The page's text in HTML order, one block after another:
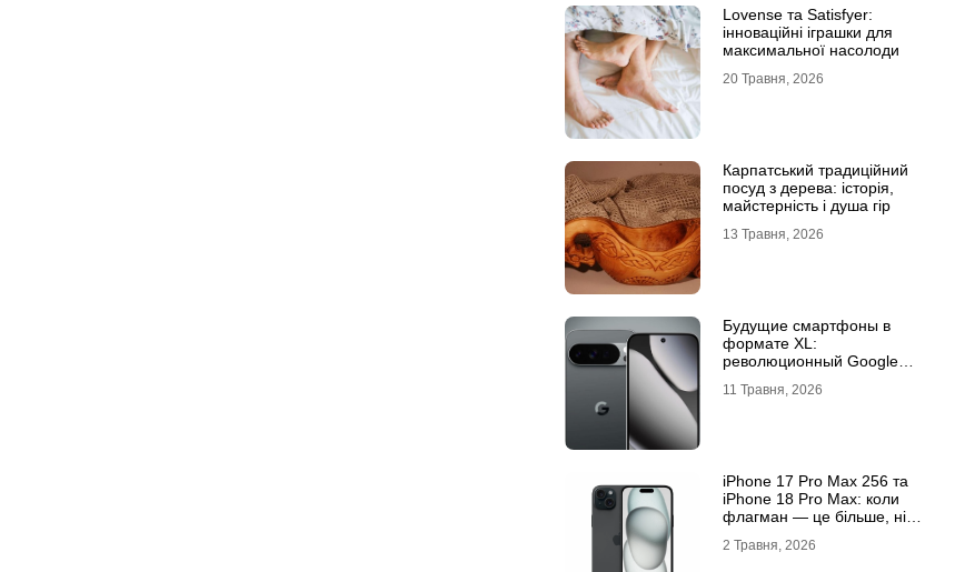
Lovense та Satisfyer:
інноваційні іграшки для
максимальної насолоди
20 Травня, 2026
Карпатський традиційний
посуд з дерева: історія,
майстерність і душа гір
13 Травня, 2026
Будущие смартфоны в
формате XL:
революционный Google
11 Травня, 2026
iРhone 17 Рro Мax 256 та
iРhone 18 Рro Мax: коли
флагман — це більше, ніж
2 Травня, 2026